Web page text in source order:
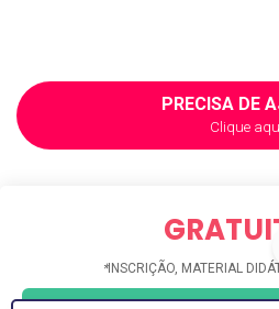
*INSCRIÇÃO, MATERIAL
PRECISA DE
Clique